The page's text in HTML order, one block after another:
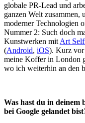
globale PR-Lead und
ganzen Welt
moderner Technologien
Nummer 2: Such doch
Kunstwerken mit Art
(Android, iOS). Kurz vor
meine Koffer in London
wo ich weiterhin an den
Was hast du in deinem
bei Google gelandet